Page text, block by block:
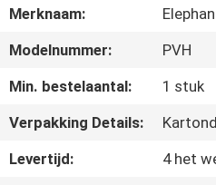
FABRIEKSREIS
CONTACTEER
ONS
Merknaam:
Modelnummer:
PVH
Min. bestelaantal:
1 stuk
Verpakking Details:
Levertijd:
4 het